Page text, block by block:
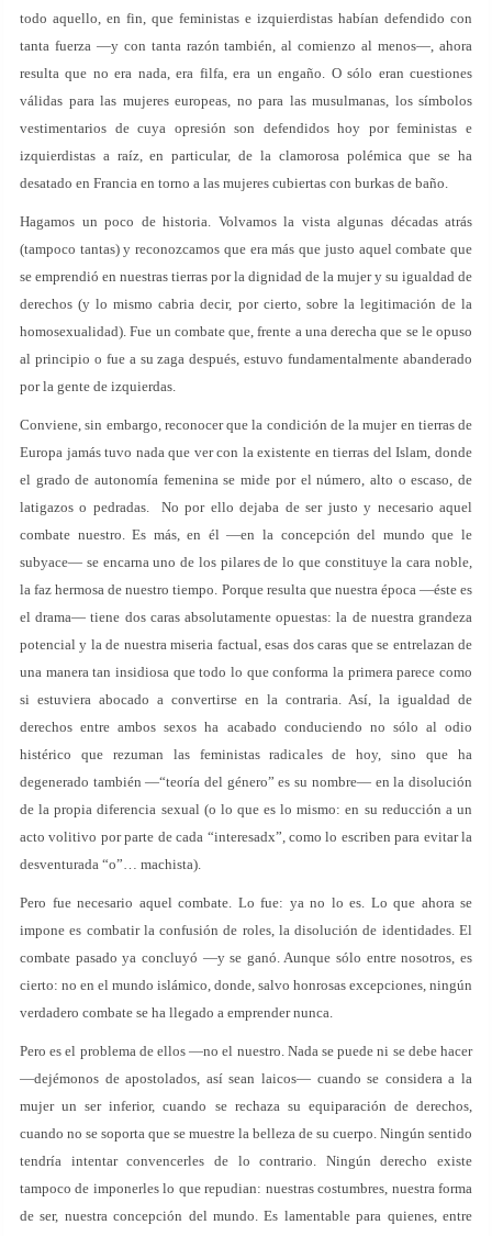
todo aquello, en fin, que feministas e izquierdistas habían defendido con
tanta fuerza —y con tanta razón también, al comienzo al menos—, ahora
resulta que no era nada, era filfa, era un engaño. O sólo eran cuestiones
válidas para las mujeres europeas, no para las musulmanas, los símbolos
vestimentarios de cuya opresión son defendidos hoy por feministas e
izquierdistas a raíz, en particular, de la clamorosa polémica que se ha
desatado en Francia en torno a las mujeres cubiertas con burkas de baño.
Hagamos un poco de historia. Volvamos la vista algunas décadas atrás
(tampoco tantas) y reconozcamos que era más que justo aquel combate que
se emprendió en nuestras tierras por la dignidad de la mujer y su igualdad de
derechos (y lo mismo cabria decir, por cierto, sobre la legitimación de la
homosexualidad). Fue un combate que, frente a una derecha que se le opuso
al principio o fue a su zaga después, estuvo fundamentalmente abanderado
por la gente de izquierdas.
Conviene, sin embargo, reconocer que la condición de la mujer en tierras de
Europa jamás tuvo nada que ver con la existente en tierras del Islam, donde
el grado de autonomía femenina se mide por el número, alto o escaso, de
latigazos o pedradas. No por ello dejaba de ser justo y necesario aquel
combate nuestro. Es más, en él —en la concepción del mundo que le
subyace— se encarna uno de los pilares de lo que constituye la cara noble,
la faz hermosa de nuestro tiempo. Porque resulta que nuestra época —éste es
el drama— tiene dos caras absolutamente opuestas: la de nuestra grandeza
potencial y la de nuestra miseria factual, esas dos caras que se entrelazan de
una manera tan insidiosa que todo lo que conforma la primera parece como
si estuviera abocado a convertirse en la contraria. Así, la igualdad de
derechos entre ambos sexos ha acabado conduciendo no sólo al odio
histérico que rezuman las feministas radicales de hoy, sino que ha
degenerado también —“teoría del género” es su nombre— en la disolución
de la propia diferencia sexual (o lo que es lo mismo: en su reducción a un
acto volitivo por parte de cada “interesadx”, como lo escriben para evitar la
desventurada “o”… machista).
Pero fue necesario aquel combate. Lo fue: ya no lo es. Lo que ahora se
impone es combatir la confusión de roles, la disolución de identidades. El
combate pasado ya concluyó —y se ganó. Aunque sólo entre nosotros, es
cierto: no en el mundo islámico, donde, salvo honrosas excepciones, ningún
verdadero combate se ha llegado a emprender nunca.
Pero es el problema de ellos —no el nuestro. Nada se puede ni se debe hacer
—dejémonos de apostolados, así sean laicos— cuando se considera a la
mujer un ser inferior, cuando se rechaza su equiparación de derechos,
cuando no se soporta que se muestre la belleza de su cuerpo. Ningún sentido
tendría intentar convencerles de lo contrario. Ningún derecho existe
tampoco de imponerles lo que repudian: nuestras costumbres, nuestra forma
de ser, nuestra concepción del mundo. Es lamentable para quienes, entre